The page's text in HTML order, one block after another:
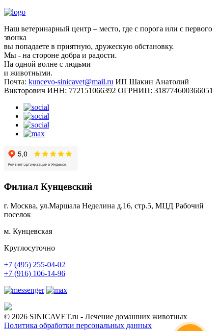
Наш ветеринарный центр – место, где с порога или с первого
звонка
вы попадаете в приятную, дружескую обстановку.
Мы - на стороне добра и радости.
На одной волне с людьми
и животными.
Почта: kuncevo-sinicavet@mail.ru ИП Шакин Анатолий
Викторович ИНН: 772151066392 ОГРНИП: 318774600366051
Филиал Кунцевский
г. Москва, ул.Маршала Неделина д.16, стр.5, МЦД Рабочий
поселок
м. Кунцевская
Круглосуточно
+7 (495) 255-04-02
+7 (916) 106-14-96
© 2026 SINICAVET.ru - Лечение домашних животных
Политика обработки персональных данных